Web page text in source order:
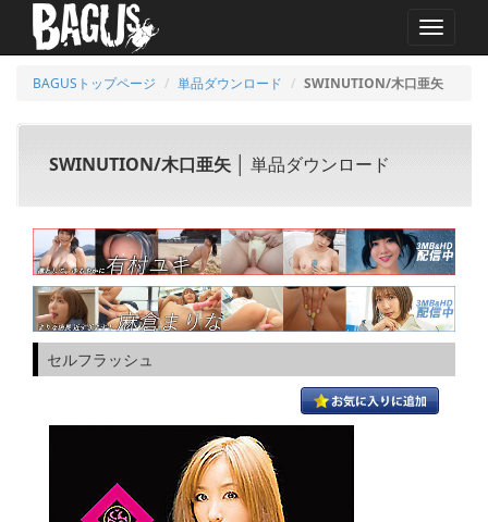
MENU
BAGUSトップページ 単品ダウンロード SWINUTION/木口亜矢
SWINUTION/木口亜矢 │ 単品ダウンロード
セルフラッシュ